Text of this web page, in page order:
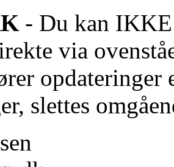
- Du kan IKKE
via
opdateringer
slettes